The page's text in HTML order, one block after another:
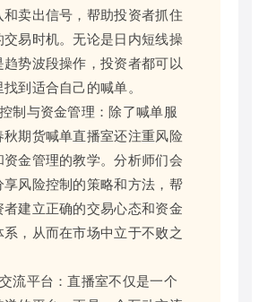
和卖出信号，帮助投资者抓住
交易时机。无论是日内短线操
趋势波段操作，投资者都可以
到适合自己的喊单。
制与资金管理：除了喊单服
秋期货喊单直播室还注重风险
资金管理的教学。分析师们会
享风险控制的策略和方法，帮
者建立正确的交易心态和资金
系，从而在市场中立于不败之
流平台：直播室不仅是一个